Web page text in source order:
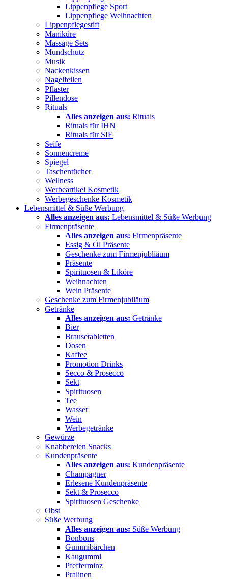
Lippenpflege Sport
Lippenpflege Weihnachten
Lippenpflegestift
Maniküre
Massage Sets
Mundschutz
Musik
Nackenkissen
Nagelfeilen
Pflaster
Pillendose
Rituals
Alles anzeigen aus: Rituals
Rituals für IHN
Rituals für SIE
Seife
Sonnencreme
Spiegel
Taschentücher
Wellness
Werbeartikel Kosmetik
Werbegeschenke Kosmetik
Lebensmittel & Süße Werbung
Alles anzeigen aus: Lebensmittel & Süße Werbung
Firmenpräsente
Alles anzeigen aus: Firmenpräsente
Essig & Öl Präsente
Geschenke zum Firmenjubliäum
Präsente
Spirituosen & Liköre
Weihnachten
Wein Präsente
Geschenke zum Firmenjubiläum
Getränke
Alles anzeigen aus: Getränke
Bier
Brausetabletten
Dosen
Kaffee
Promotion Drinks
Secco & Prosecco
Sekt
Spirituosen
Tee
Wasser
Wein
Werbegetränke
Gewürze
Knabbereien Snacks
Kundenpräsente
Alles anzeigen aus: Kundenpräsente
Champagner
Erlesene Kundenpräsente
Sekt & Prosecco
Spirituosen Geschenke
Obst
Süße Werbung
Alles anzeigen aus: Süße Werbung
Bonbons
Gummibärchen
Kaugummi
Pfefferminz
Pralinen